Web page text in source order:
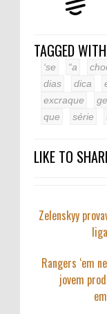
TAGGED WITH
‘se “a
dias
dica
excraque
que
série
LIKE TO
Zelenskyy
Rangers ‘em
jovem